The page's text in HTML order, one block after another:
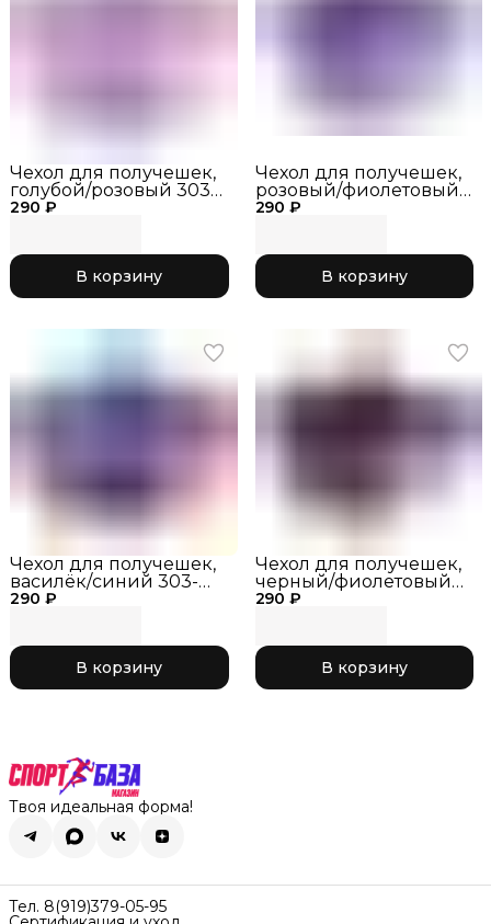
290 ₽
Чехол для получешек,
голубой/розовый 303-
046
В корзину
290 ₽
Чехол для получешек,
розовый/фиолетовый
303-045
В корзину
290 ₽
Чехол для получешек,
василёк/синий 303-
065
В корзину
290 ₽
Чехол для получешек,
черный/фиолетовый
303-066
В корзину
Твоя идеальная форма!
Тел. 8(919)379-05-95